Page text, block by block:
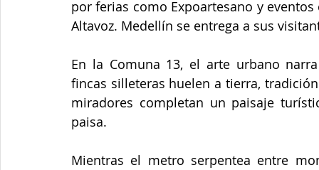
por ferias como Expoartesano y
Altavoz. Medellín se entrega a sus
En la Comuna 13, el arte urbano
fincas silleteras huelen a tierra,
miradores completan un paisaje
paisa.
Mientras el metro serpentea entre